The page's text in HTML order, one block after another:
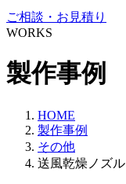
ご相談・お見積り
WORKS
製作事例
HOME
製作事例
その他
送風乾燥ノズル